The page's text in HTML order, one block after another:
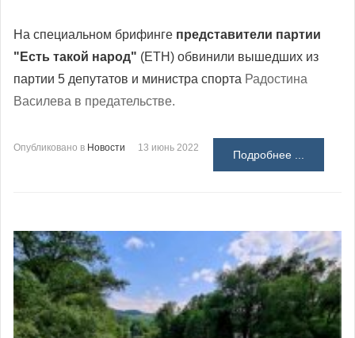
На специальном брифинге представители партии
"Есть такой народ" (ЕТН) обвинили вышедших из
партии 5 депутатов и министра спорта Радостина
Василева в предательстве.
Опубликовано в Новости 13 июнь 2022
Подробнее ...